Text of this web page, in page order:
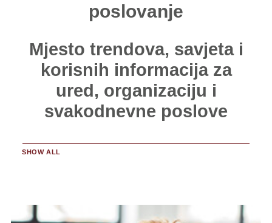
poslovanje
Mjesto trendova, savjeta i
korisnih informacija za
ured, organizaciju i
svakodnevne poslove
SHOW ALL